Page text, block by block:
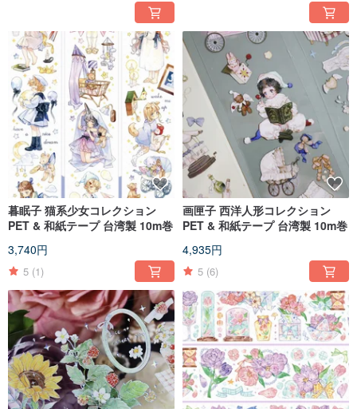
暮眠子 猫系少女コレクション
PET & 和紙テープ 台湾製 10m巻
3,740円
5 (1)
画匣子 西洋人形コレクション
PET & 和紙テープ 台湾製 10m巻
4,935円
5 (6)